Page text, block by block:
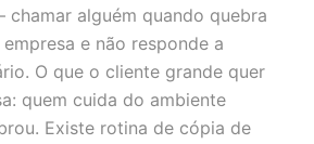
alguém quando quebra
e não responde a
O que o cliente grande quer
quem cuida do ambiente
Existe rotina de cópia de